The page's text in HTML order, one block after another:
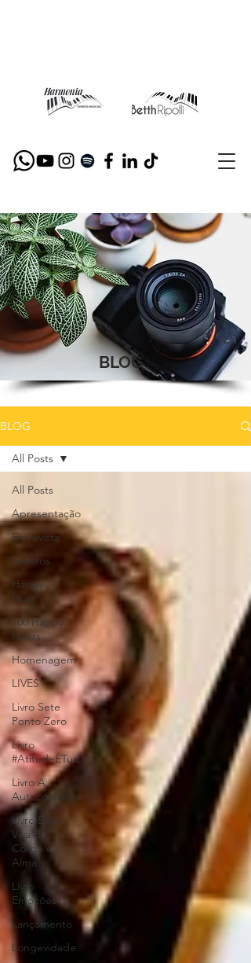
BLOG
BLOG
All Posts
Apresentação
Entrevista
Eventos
Happy
Hour
100 Happy
Hours
Homenagem
LIVES
Livro Sete
Ponto Zero
Livro
#AtitudeÉTudo
Livro A
Autoconfiança
Livro Bem
Viva de
Corpo e
Alma
Livro
Emoções
Lançamento
Longevidade
All Posts